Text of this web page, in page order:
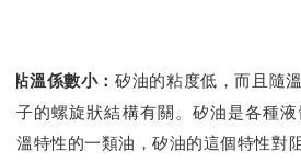
粘溫係數小：矽油的粘度低，而且隨
子的螺旋狀結構有關。矽油是各種
溫特性的一類油，矽油的這個特性對